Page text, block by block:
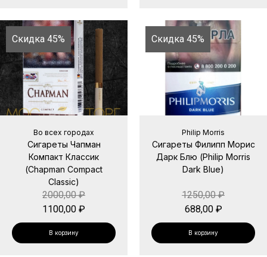
Скидка 45%
Во всех городах
Сигареты Чапман
Компакт Классик
(Chapman Compact
Classic)
2000,00₽
1100,00 ₽
В корзину
Скидка 45%
Philip Morris
Сигареты Филипп Морис
Дарк Блю (Philip Morris
Dark Blue)
1250,00₽
688,00 ₽
В корзину